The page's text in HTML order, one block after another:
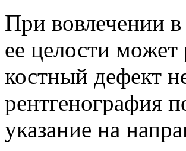
При вовлечении
ее целости
костный дефект
рентгенография
указание на